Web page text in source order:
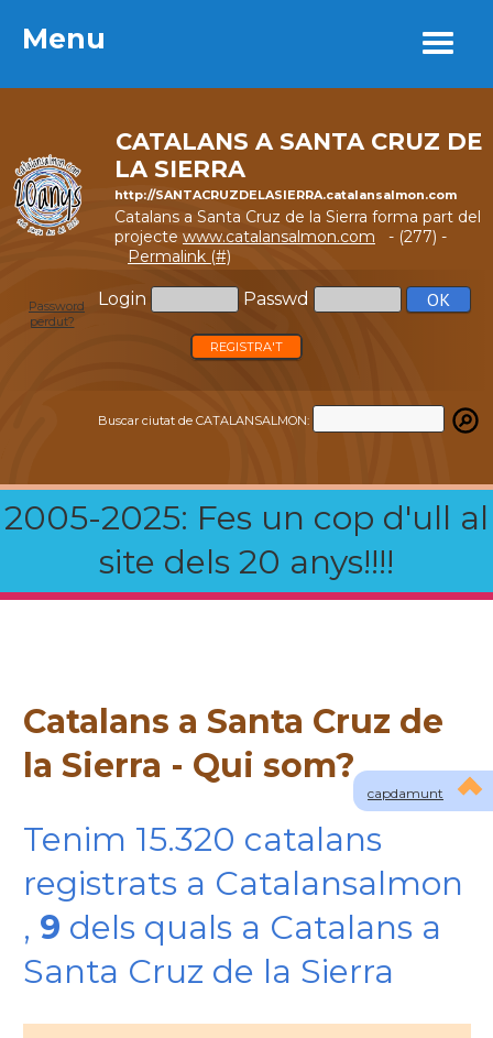
Menu
CATALANS A SANTA CRUZ DE
LA SIERRA
http://SANTACRUZDELASIERRA.catalansalmon.com
Catalans a Santa Cruz de la Sierra forma part del
projecte www.catalansalmon.com - (277) -
Permalink (#)
Login Passwd
Password
perdut?
REGISTRA'T
Buscar ciutat de CATALANSALMON:
2005-2025: Fes un cop d'ull al
site dels 20 anys!!!!
Menu
capdamunt
Catalans a Santa Cruz de
la Sierra - Qui som?
Tenim 15.320 catalans
registrats a Catalansalmon
, 9 dels quals a Catalans a
Santa Cruz de la Sierra